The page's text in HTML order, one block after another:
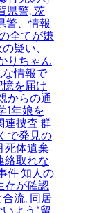
県警, 茨
警、情報
全てが嫌
疑い、
りちゃん
情報で
を届け
からの通
1年娘を
連捜査 群
で発見の
死体遺棄
絡取れな
件 知人の
存が確認
流, 同居